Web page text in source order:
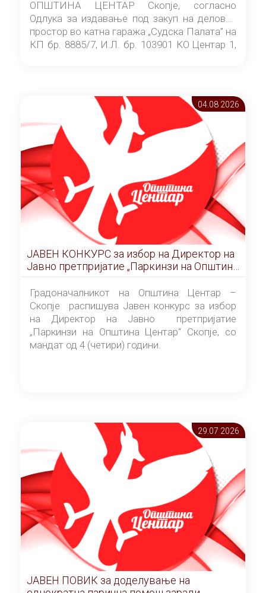
ОПШТИНА ЦЕНТАР Скопје, согласно
Одлука за издавање под закуп на деловен
простор во катна гаража „Судска Палата” на
КП бр. 8885/7, И.Л. бр. 103901 КО Центар 1,
Скопје” број 9/2026), за времетраење од 3
(три) години од денот на потпишувањето на
Договорот за закуп со најповолниот
понудувач.
04.08 2026
ЈАВЕН КОНКУРС за избор на Директор на
Јавно претпријатие „Паркинзи на Општина
Центар“ – Скопје
Градоначалникот на Општина Центар –
Скопје распишува Јавен конкурс за избор
на Директор на Јавно претпријатие
„Паркинзи на Општина Центар“ Скопје, со
мандат од 4 (четири) години.
29.07 2026
ЈАВЕН ПОВИК за доделување на